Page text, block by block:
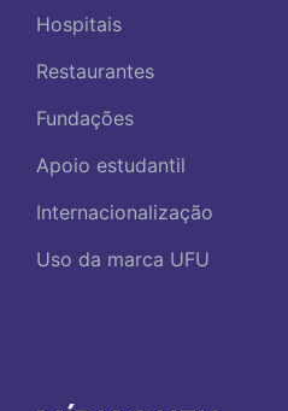
Hospitais
Restaurantes
Fundações
Apoio estudantil
Internacionalização
Uso da marca UFU